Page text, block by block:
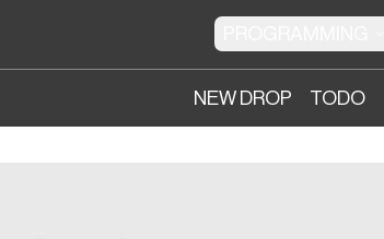
NEW DROP TODO